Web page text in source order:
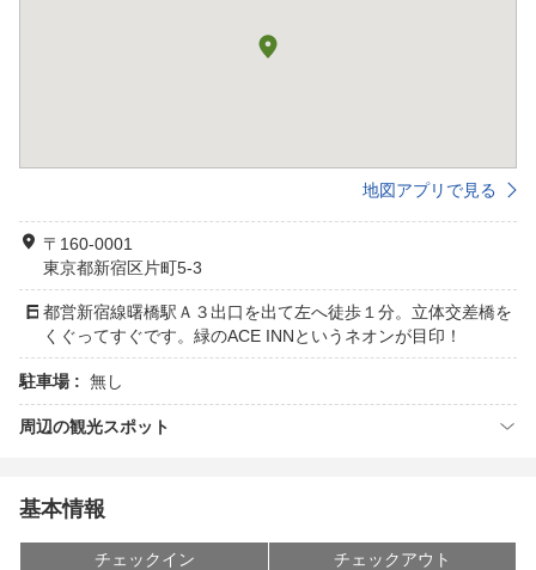
地図アプリで見る
〒160-0001
東京都新宿区片町5-3
都営新宿線曙橋駅Ａ３出口を出て左へ徒歩１分。立体交差橋を
くぐってすぐです。緑のACE INNというネオンが目印！
駐車場 : 無し
周辺の観光スポット
基本情報
チェックイン
チェックアウト